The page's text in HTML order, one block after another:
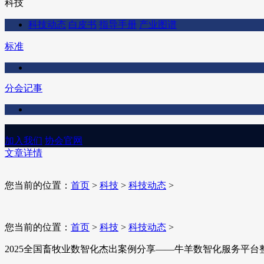
科技
科技动态 白皮书 指导手册 产业图谱
标准
分会记事
加入我们 协会官网
文章详情
您当前的位置： 首页 > 科技 > 科技动态 >
您当前的位置： 首页 > 科技 > 科技动态 >
2025全国畜牧业数智化杰出案例分享——牛羊数智化服务平台